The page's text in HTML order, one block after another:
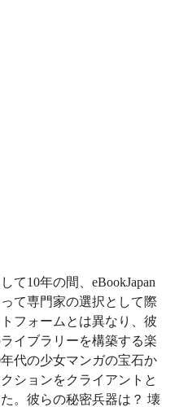
て10年の間、eBookJapan
て専門家の選択として際
フォームとは異なり、彼
イブラリーを構築する楽
代の少女マンガの宝石か
ションをクライアントと
。彼らの秘密兵器は？ 壊